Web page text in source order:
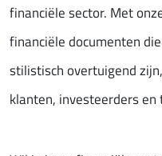
financiële sector. Met
financiële documenten
stilistisch overtuigend
klanten, investeerders en